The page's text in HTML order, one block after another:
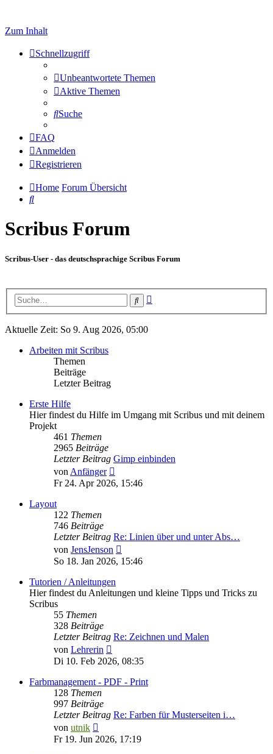
Zum Inhalt
Schnellzugriff
Unbeantwortete Themen
Aktive Themen
Suche
FAQ
Anmelden
Registrieren
Home Forum Übersicht
Suche
Scribus Forum
Scribus-User - das deutschsprachige Scribus Forum
Suche
Aktuelle Zeit: So 9. Aug 2026, 05:00
Arbeiten mit Scribus
Themen
Beiträge
Letzter Beitrag
Erste Hilfe
Hier findest du Hilfe im Umgang mit Scribus und mit deinem
Projekt
461 Themen
2965 Beiträge
Letzter Beitrag Gimp einbinden
von Anfänger
Beitrag
Fr 24. Apr 2026, 15:46
Layout
122 Themen
746 Beiträge
Letzter Beitrag Re: Linien über und unter Abs…
von JensJenson
Beitrag
So 18. Jan 2026, 15:46
Tutorien / Anleitungen
Hier findest du Anleitungen und kleine Tipps und Tricks zu
Scribus
55 Themen
328 Beiträge
Letzter Beitrag Re: Zeichnen und Malen
von Lehrerin
Beitrag
Di 10. Feb 2026, 08:35
Farbmanagement - PDF - Print
128 Themen
997 Beiträge
Letzter Beitrag Re: Farben für Musterseiten i…
von utnik
Beitrag
Fr 19. Jun 2026, 17:19